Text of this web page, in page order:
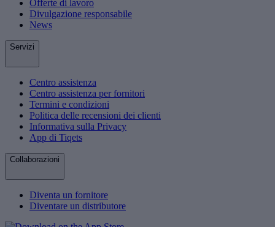
Offerte di lavoro
Divulgazione responsabile
News
Servizi
Centro assistenza
Centro assistenza per fornitori
Termini e condizioni
Politica delle recensioni dei clienti
Informativa sulla Privacy
App di Tiqets
Collaborazioni
Diventa un fornitore
Diventare un distributore